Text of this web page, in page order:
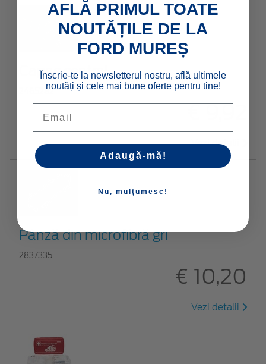
Capac central
2465282
€ 9,92
Vezi detalii
Pânză din microfibră gri
2837335
€ 10,20
Vezi detalii
AFLĂ PRIMUL TOATE
NOUTĂȚILE DE LA
FORD MUREȘ
Înscrie-te la newsletterul nostru, află ultimele
noutăți și cele mai bune oferte pentru tine!
Adaugă-mă!
Nu, mulțumesc!